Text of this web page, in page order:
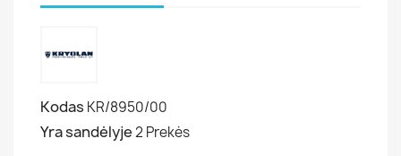
Kodas KR/8950/00
Yra sandėlyje2 Prekės